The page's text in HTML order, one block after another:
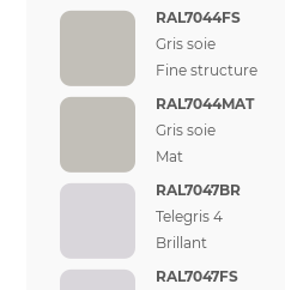
RAL7044FS
Gris soie
Fine structure
RAL7044MAT
Gris soie
Mat
RAL7047BR
Telegris 4
Brillant
RAL7047FS